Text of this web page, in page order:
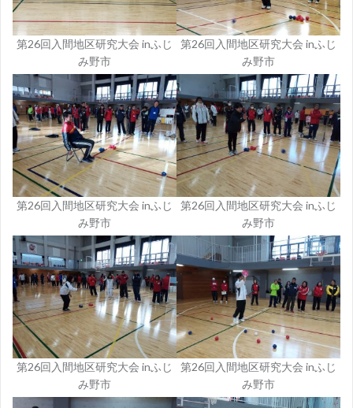
第26回入間地区研究大会 inふじ
み野市
第26回入間地区研究大会 inふじ
み野市
第26回入間地区研究大会 inふじ
み野市
第26回入間地区研究大会 inふじ
み野市
第26回入間地区研究大会 inふじ
み野市
第26回入間地区研究大会 inふじ
み野市